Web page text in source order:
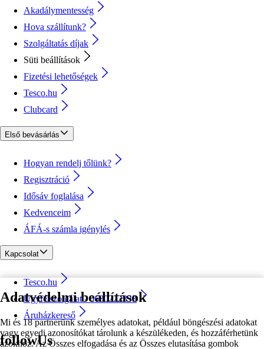
Adatvédelmi beállítások
Mi és 18 partnerünk személyes adatokat, például böngészési adatokat
vagy egyedi azonosítókat tárolunk a készülékeden, és hozzáférhetünk
azokhoz. Az Összes elfogadása és az Összes elutasítása gombok
Akadálymentesség
Hova szállítunk?
Szolgáltatás díjak
Süti beállítások
Fizetési lehetőségek
Tesco.hu
Clubcard
Első bevásárlás
Hogyan rendelj tőlünk?
Regisztráció
Idősáv foglalása
Kedvenceim
ÁFÁ-s számla igénylés
Kapcsolat
Tesco.hu
Ügyfélszolgálat - 0680222333
Áruházkereső
followUs